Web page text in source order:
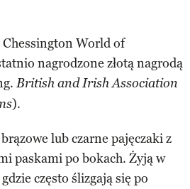
World of
nagrodzone złotą nagrodą
British and Irish Association
).
lub czarne pajęczaki z
paskami po bokach. Żyją w
często ślizgają się po